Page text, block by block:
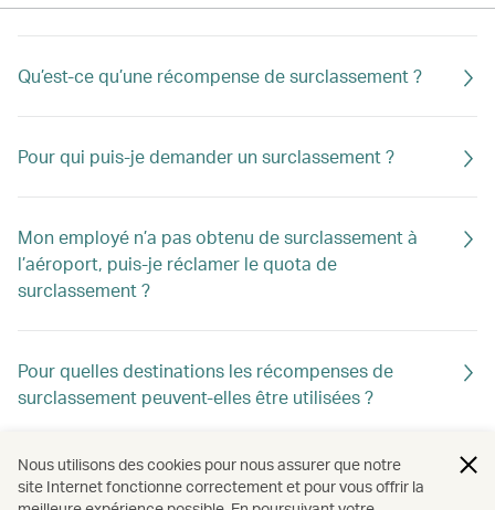
Qu’est-ce qu’une récompense de surclassement ?
Pour qui puis-je demander un surclassement ?
Mon employé n’a pas obtenu de surclassement à
l’aéroport, puis-je réclamer le quota de
surclassement ?
Pour quelles destinations les récompenses de
surclassement peuvent-elles être utilisées ?
Une récompense de surclassement déjà demandée
peut-elle être modifiée ?
Nous utilisons des cookies pour nous assurer que notre
site Internet fonctionne correctement et pour vous offrir la